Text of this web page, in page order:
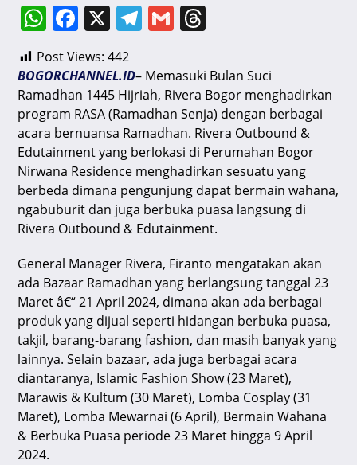
W
h
at
s
A
p
p
F
c
e
b
o
o
k
X T
e
gr
a
m
G
ai
l
e
a
d
s
Post Views: 442
BOGORCHANNEL.ID– Memasuki Bulan Suci
Ramadhan 1445 Hijriah, Rivera Bogor menghadirkan
program RASA (Ramadhan Senja) dengan berbagai
acara bernuansa Ramadhan. Rivera Outbound &
Edutainment yang berlokasi di Perumahan Bogor
Nirwana Residence menghadirkan sesuatu yang
berbeda dimana pengunjung dapat bermain wahana,
ngabuburit dan juga berbuka puasa langsung di
Rivera Outbound & Edutainment.
General Manager Rivera, Firanto mengatakan akan
ada Bazaar Ramadhan yang berlangsung tanggal 23
Maret â€“ 21 April 2024, dimana akan ada berbagai
produk yang dijual seperti hidangan berbuka puasa,
takjil, barang-barang fashion, dan masih banyak yang
lainnya. Selain bazaar, ada juga berbagai acara
diantaranya, Islamic Fashion Show (23 Maret),
Marawis & Kultum (30 Maret), Lomba Cosplay (31
Maret), Lomba Mewarnai (6 April), Bermain Wahana
& Berbuka Puasa periode 23 Maret hingga 9 April
2024.